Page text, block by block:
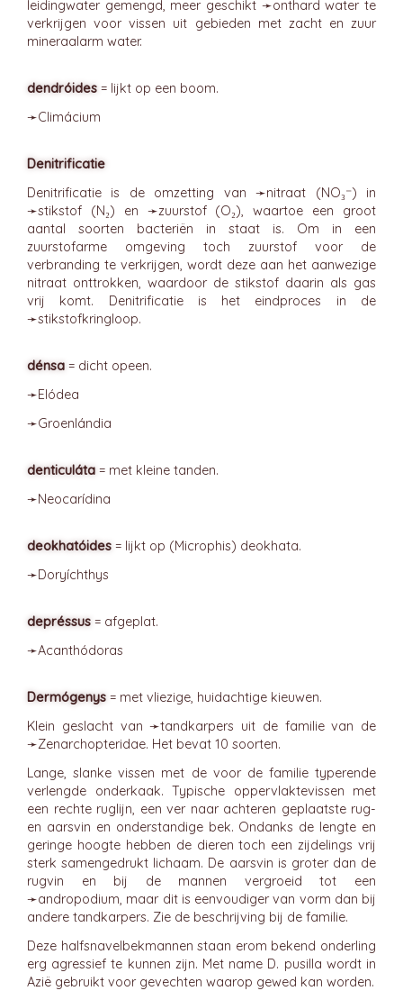
leidingwater gemengd, meer geschikt ➛onthard water te
verkrijgen voor vissen uit gebieden met zacht en zuur
mineraalarm water.
dendróides = lijkt op een boom.
➛Climácium
Denitrificatie
Denitrificatie is de omzetting van ➛nitraat (NO₃⁻) in
➛stikstof (N₂) en ➛zuurstof(O₂), waartoe een groot
aantal soorten bacteriën in staat is. Om in een
zuurstofarme omgeving toch zuurstof voor de
verbranding te verkrijgen, wordt deze aan het aanwezige
nitraat onttrokken, waardoor de stikstof daarin als gas
vrij komt. Denitrificatie is het eindproces in de
➛stikstofkringloop.
dénsa = dicht opeen.
➛Elódea
➛Groenlándia
denticuláta = met kleine tanden.
➛Neocarídina
deokhatóides = lijkt op (Microphis) deokhata.
➛Doryíchthys
depréssus = afgeplat.
➛Acanthódoras
Dermógenys = met vliezige, huidachtige kieuwen.
Klein geslacht van ➛tandkarpers uit de familie van de
➛Zenarchopteridae. Het bevat 10 soorten.
Lange, slanke vissen met de voor de familie typerende
verlengde onderkaak. Typische oppervlaktevissen met
een rechte ruglijn, een ver naar achteren geplaatste rug-
en aarsvin en onderstandige bek. Ondanks de lengte en
geringe hoogte hebben de dieren toch een zijdelings vrij
sterk samengedrukt lichaam. De aarsvin is groter dan de
rugvin en bij de mannen vergroeid tot een
➛andropodium, maar dit is eenvoudiger van vorm dan bij
andere tandkarpers. Zie de beschrijving bij de familie.
Deze halfsnavelbekmannen staan erom bekend onderling
erg agressief te kunnen zijn. Met name D. pusilla wordt in
Azië gebruikt voor gevechten waarop gewed kan worden.